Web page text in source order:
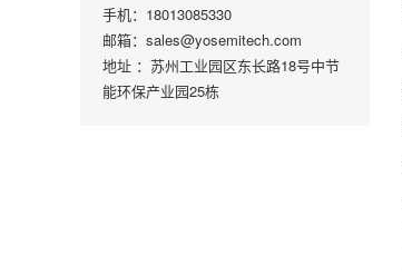
手机：18013085330
邮箱：sales@yosemitech.com
地址 ：苏州工业园区东长路18号中节
能环保产业园25栋